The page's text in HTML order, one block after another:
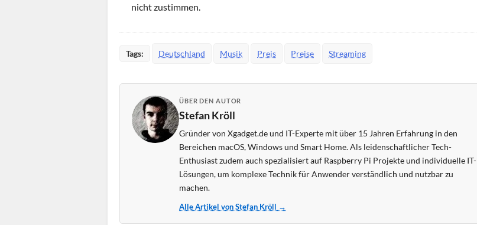
nicht zustimmen.
Tags: Deutschland Musik Preis Preise Streaming
ÜBER DEN AUTOR
Stefan Kröll
Gründer von Xgadget.de und IT-Experte mit über 15 Jahren Erfahrung in den
Bereichen macOS, Windows und Smart Home. Als leidenschaftlicher Tech-
Enthusiast zudem auch spezialisiert auf Raspberry Pi Projekte und individuelle IT-
Lösungen, um komplexe Technik für Anwender verständlich und nutzbar zu
machen.
Alle Artikel von Stefan Kröll →